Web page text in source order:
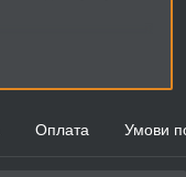
Оплата Умови